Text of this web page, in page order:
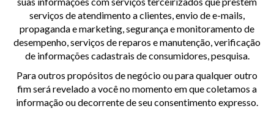
serviços de atendimento a clientes, envio de e-mails,
propaganda e marketing, segurança e monitoramento de
desempenho, serviços de reparos e manutenção, verificação
de informações cadastrais de consumidores, pesquisa.
Para outros propósitos de negócio ou para qualquer outro
fim será revelado a você no momento em que coletamos a
informação ou decorrente de seu consentimento expresso.